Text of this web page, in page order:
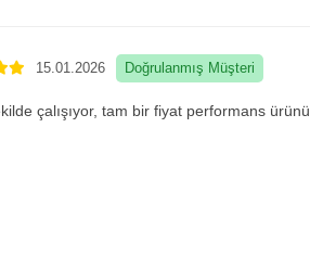
15.01.2026 Doğrulanmış Müşteri
çalışıyor, tam bir fiyat performans ürünü